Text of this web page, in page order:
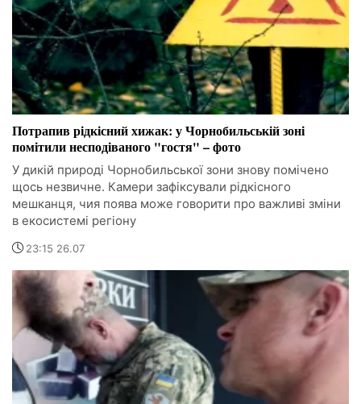
Потрапив рідкісний хижак: у Чорнобильській зоні
помітили несподіваного "гостя" – фото
У дикій природі Чорнобильської зони знову помічено
щось незвичне. Камери зафіксували рідкісного
мешканця, чия поява може говорити про важливі зміни
в екосистемі регіону
23:15 26.07